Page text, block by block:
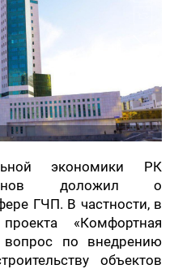
экономики РК
доложил о
ГЧП. В частности, в
«Комфортная
вопрос по внедрению
объектов